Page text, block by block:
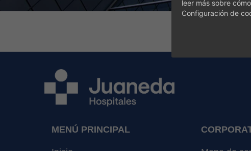
MENÚ PRINCIPAL
leer más sobre
Configuración de